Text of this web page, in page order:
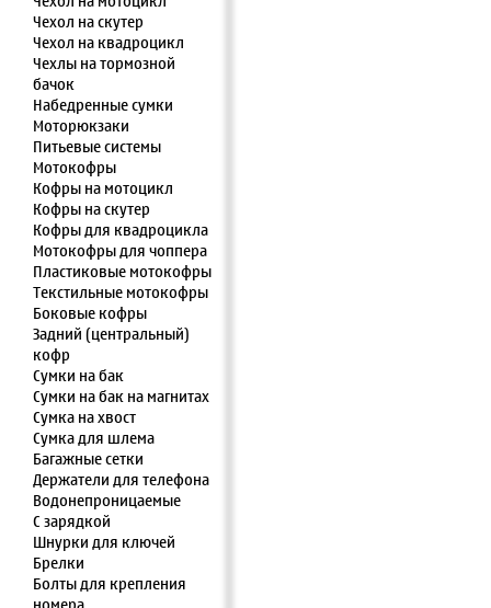
Чехол на скутер
Чехол на квадроцикл
Чехлы на тормозной
бачок
Набедренные сумки
Моторюкзаки
Питьевые системы
Мотокофры
Кофры на мотоцикл
Кофры на скутер
Кофры для квадроцикла
Мотокофры для чоппера
Пластиковые мотокофры
Текстильные мотокофры
Боковые кофры
Задний (центральный)
кофр
Сумки на бак
Сумки на бак на магнитах
Сумка на хвост
Сумка для шлема
Багажные сетки
Держатели для телефона
Водонепроницаемые
С зарядкой
Шнурки для ключей
Брелки
Болты для крепления